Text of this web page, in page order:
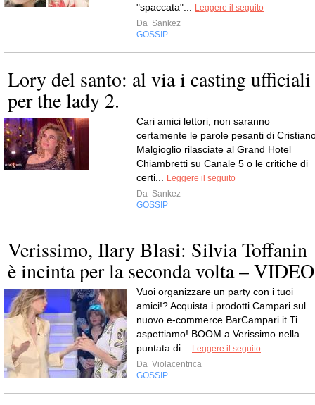
"spaccata"...
Leggere il seguito
Da Sankez
GOSSIP
Lory del santo: al via i casting ufficiali
per the lady 2.
Cari amici lettori, non saranno
certamente le parole pesanti di
Malgioglio rilasciate al Grand Hotel
Chiambretti su Canale 5 o le critiche di
certi...
Leggere il seguito
Da Sankez
GOSSIP
Verissimo, Ilary Blasi: Silvia Toffanin
è incinta per la seconda volta – VIDEO
Vuoi organizzare un party con i tuoi
amici!? Acquista i prodotti Campari sul
nuovo e-commerce BarCampari.it Ti
aspettiamo! BOOM a Verissimo nella
puntata di...
Leggere il seguito
Da Violacentrica
GOSSIP